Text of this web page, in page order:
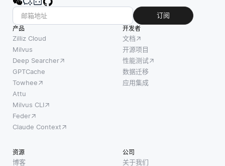
订阅
产品
Zilliz Cloud
Milvus
Deep Searcher
GPTCache
Towhee
Attu
Milvus CLI
Feder
Claude Context
开发者
文档
开源项目
性能测试
数据迁移
应用集成
资源
博客
公司
关于我们